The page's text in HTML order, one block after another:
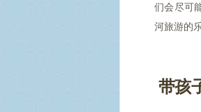
们会尽可
河旅游的
带孩